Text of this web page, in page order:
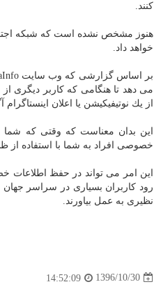
كنند.
هنوز مشخص نشده است كه شبكه
خواهد داد.
می دهد تا هنگامی كه كاربر دیگری
از یك نوتیفیكیشن یا اعلان اینستاگرام
این بدان معناست كه وقتی كه
خصوصی افراد به شما با استفاده از
این امر می تواند در حفظ
رود كاربران بسیاری در سراسر جهان
نظیری به عمل بیاورند.
1396/10/30
14:52:09